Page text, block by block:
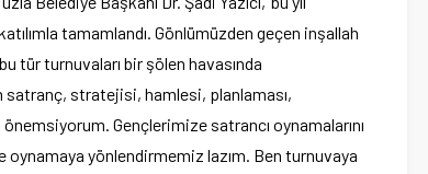
tamamlandı. Gönlümüzden geçen inşallah
tür turnuvaları bir şölen havasında
stratejisi, hamlesi, planlaması,
Gençlerimize satrancı oynamalarını
oynamaya yönlendirmemiz lazım. Ben turnuvaya